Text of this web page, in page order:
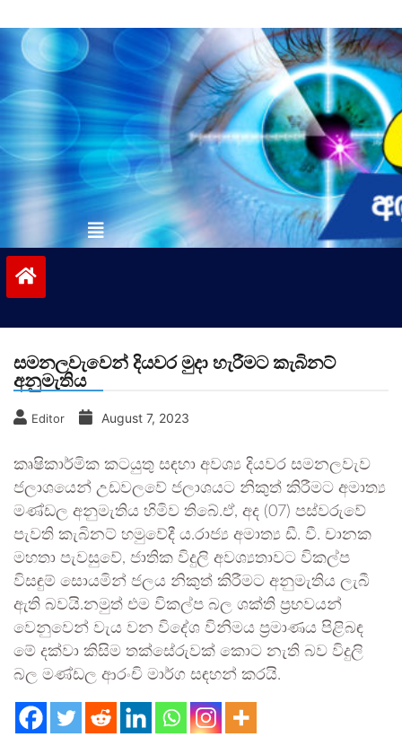
to
contentvinivida.lk
සමනලවැවෙන් දියවර මුදා හැරීමට කැබිනට්
අනුමැතිය
Editor August 7, 2023
කෘෂිකාර්මික කටයුතු සඳහා අවශ්‍ය දියවර සමනලවැව
ජලාශයෙන් උඩවලවේ ජලාශයට නිකුත් කිරීමට අමාත්‍ය
මණ්ඩල අනුමැතිය හිමිව තිබේ.ඒ, අද (07) පස්වරුවේ
පැවති කැබිනට් හමුවේදී ය.රාජ්‍ය අමාත්‍ය ඩී. වී. චානක
මහතා පැවසුවේ, ජාතික විදුලි අවශ්‍යතාවට විකල්ප
විසඳුම් සොයමින් ජලය නිකුත් කිරීමට අනුමැතිය ලැබී
ඇති බවයි.නමුත් එම විකල්ප බල ශක්ති ප්‍රභවයන්
වෙනුවෙන් වැය වන විදේශ විනිමය ප්‍රමාණය පිළිබඳ
මේ දක්වා කිසිම තක්සේරුවක් කොට නැති බව විදුලි
බල මණ්ඩල ආරංචි මාර්ග සඳහන් කරයි.